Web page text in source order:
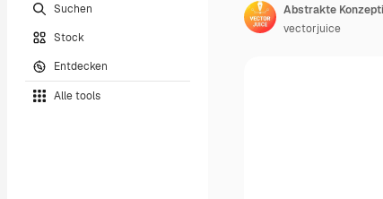
Suchen
Stock
Entdecken
Alle tools
vectorjuice